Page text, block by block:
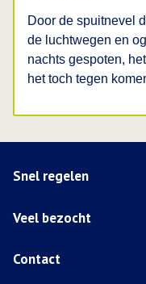
Door de spuitnevel
de luchtwegen en
nachts gespoten,
het toch tegen
Snel regelen
Veel bezocht
Contact